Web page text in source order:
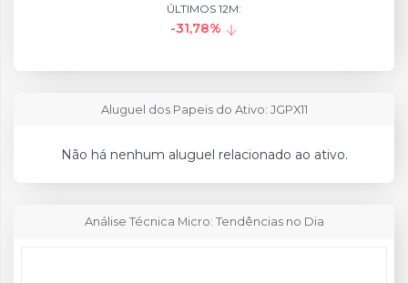
ÚLTIMOS 12M:
-31,78%
Aluguel dos Papeis do Ativo: JGPX11
Não há nenhum aluguel relacionado ao ativo.
Análise Técnica Micro: Tendências no Dia